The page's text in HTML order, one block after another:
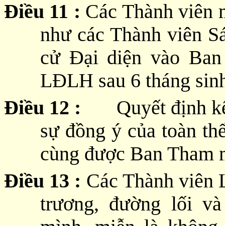
Điều 11 : Các Thành viên
như các Thành viên
cử Đại diện vào
LĐLH sau 6 tháng
Điều 12 : Quyết định
sự đồng ý của toàn
cùng được Ban
Điều 13 : Các Thành viên
trương, đường lối